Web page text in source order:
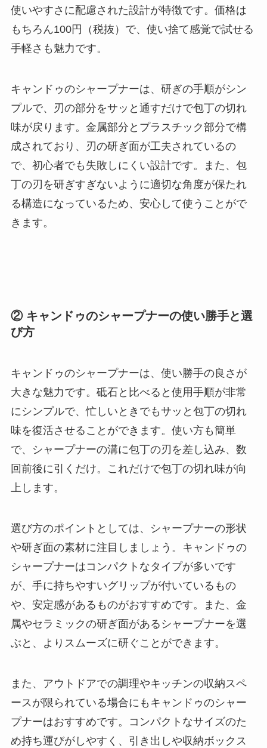
使いやすさに配慮された設計が特徴です。価格は
もちろん100円（税抜）で、使い捨て感覚で試せる
手軽さも魅力です。
キャンドゥのシャープナーは、研ぎの手順がシン
プルで、刃の部分をサッと通すだけで包丁の切れ
味が戻ります。金属部分とプラスチック部分で構
成されており、刃の研ぎ面が工夫されているの
で、初心者でも失敗しにくい設計です。また、包
丁の刃を研ぎすぎないように適切な角度が保たれ
る構造になっているため、安心して使うことがで
きます。
② キャンドゥのシャープナーの使い勝手と選
び方
キャンドゥのシャープナーは、使い勝手の良さが
大きな魅力です。砥石と比べると使用手順が非常
にシンプルで、忙しいときでもサッと包丁の切れ
味を復活させることができます。使い方も簡単
で、シャープナーの溝に包丁の刃を差し込み、数
回前後に引くだけ。これだけで包丁の切れ味が向
上します。
選び方のポイントとしては、シャープナーの形状
や研ぎ面の素材に注目しましょう。キャンドゥの
シャープナーはコンパクトなタイプが多いです
が、手に持ちやすいグリップが付いているもの
や、安定感があるものがおすすめです。また、金
属やセラミックの研ぎ面があるシャープナーを選
ぶと、よりスムーズに研ぐことができます。
また、アウトドアでの調理やキッチンの収納スペ
ースが限られている場合にもキャンドゥのシャー
プナーはおすすめです。コンパクトなサイズのた
め持ち運びがしやすく、引き出しや収納ボックス